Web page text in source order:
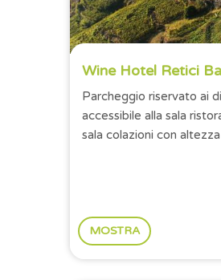
Wine Hotel Retici
Parcheggio riservato ai disabili:
accessibile alla sala
sala colazioni con
MOSTRA